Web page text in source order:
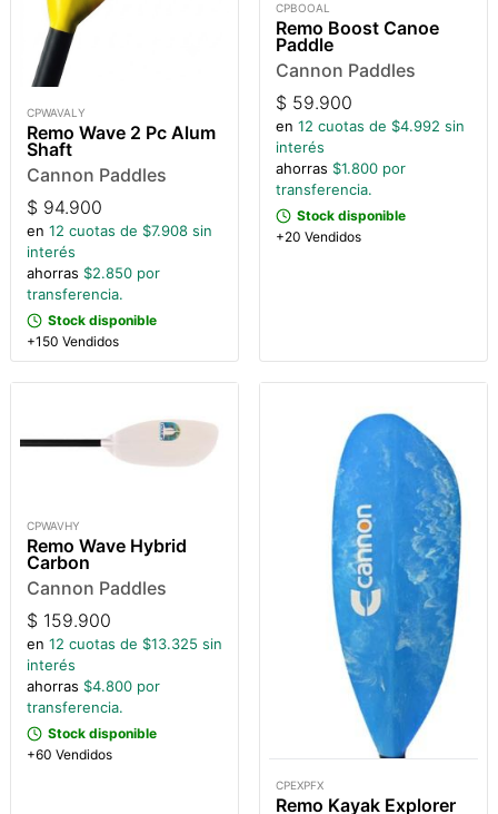
CPWAVALY
Remo Wave 2 Pc Alum
Shaft
Cannon Paddles
$ 94.900
en 12 cuotas de $7.908 sin
interés
ahorras $2.850 por
transferencia.
Stock disponible
+150 Vendidos
CPBOOAL
Remo Boost Canoe
Paddle
Cannon Paddles
$ 59.900
en 12 cuotas de $4.992 sin
interés
ahorras $1.800 por
transferencia.
Stock disponible
+20 Vendidos
CPWAVHY
Remo Wave Hybrid
Carbon
Cannon Paddles
$ 159.900
en 12 cuotas de $13.325 sin
interés
ahorras $4.800 por
transferencia.
Stock disponible
+60 Vendidos
CPEXPFX
Remo Kayak Explorer